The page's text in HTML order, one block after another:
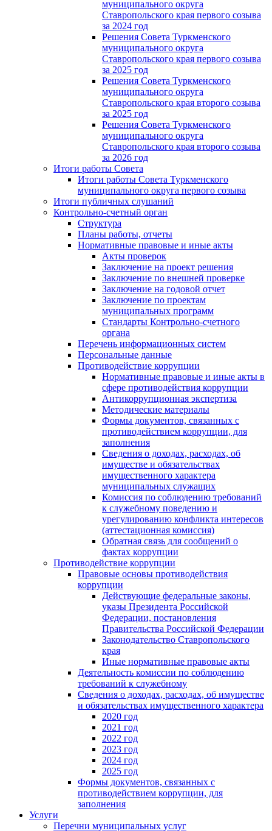
муниципального округа
Ставропольского края первого созыва
за 2024 год
Решения Совета Туркменского
муниципального округа
Ставропольского края первого созыва
за 2025 год
Решения Совета Туркменского
муниципального округа
Ставропольского края второго созыва
за 2025 год
Решения Совета Туркменского
муниципального округа
Ставропольского края второго созыва
за 2026 год
Итоги работы Совета
Итоги работы Совета Туркменского
муниципального округа первого созыва
Итоги публичных слушаний
Контрольно-счетный орган
Структура
Планы работы, отчеты
Нормативные правовые и иные акты
Акты проверок
Заключение на проект решения
Заключение по внешней проверке
Заключение на годовой отчет
Заключение по проектам
муниципальных программ
Стандарты Контрольно-счетного
органа
Перечень информационных систем
Персональные данные
Противодействие коррупции
Нормативные правовые и иные акты в
сфере противодействия коррупции
Антикоррупционная экспертиза
Методические материалы
Формы документов, связанных с
противодействием коррупции, для
заполнения
Сведения о доходах, расходах, об
имуществе и обязательствах
имущественного характера
муниципальных служащих
Комиссия по соблюдению требований
к служебному поведению и
урегулированию конфликта интересов
(аттестационная комиссия)
Обратная связь для сообщений о
фактах коррупции
Противодействие коррупции
Правовые основы противодействия
коррупции
Действующие федеральные законы,
указы Президента Российской
Федерации, постановления
Правительства Российской Федерации
Законодательство Ставропольского
края
Иные нормативные правовые акты
Деятельность комиссии по соблюдению
требований к служебному
Сведения о доходах, расходах, об имуществе
и обязательствах имущественного характера
2020 год
2021 год
2022 год
2023 год
2024 год
2025 год
Формы документов, связанных с
противодействием коррупции, для
заполнения
Услуги
Перечни муниципальных услуг